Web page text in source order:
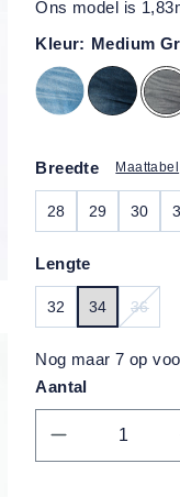
Ons model is
Kleur: Medium
Maattabel
Breedte
28 29 30
Lengte
32 34 36
Nog maar 7 op
Aantal